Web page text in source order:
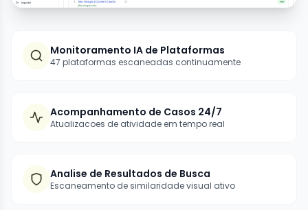
Monitoramento IA de Plataformas
47 plataformas escaneadas continuamente
Acompanhamento de Casos 24/7
Atualizacoes de atividade em tempo real
Analise de Resultados de Busca
Escaneamento de similaridade visual ativo